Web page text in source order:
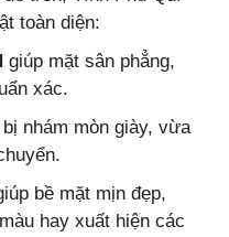
toàn diện:
giúp mặt sân phẳng,
xác.
nhám mòn giày, vừa
bề mặt mịn đẹp,
hay xuất hiện các